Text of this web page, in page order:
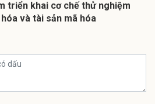
triển khai cơ chế thử nghiệm
và tài sản mã hóa